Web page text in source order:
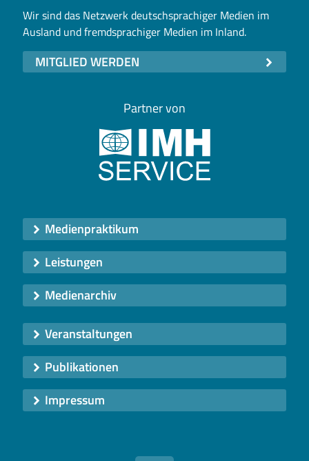
Wir sind das Netzwerk deutschsprachiger Medien im
Ausland und fremdsprachiger Medien im Inland.
MITGLIED WERDEN
Partner von
Medienpraktikum
Leistungen
Medienarchiv
Veranstaltungen
Publikationen
Impressum